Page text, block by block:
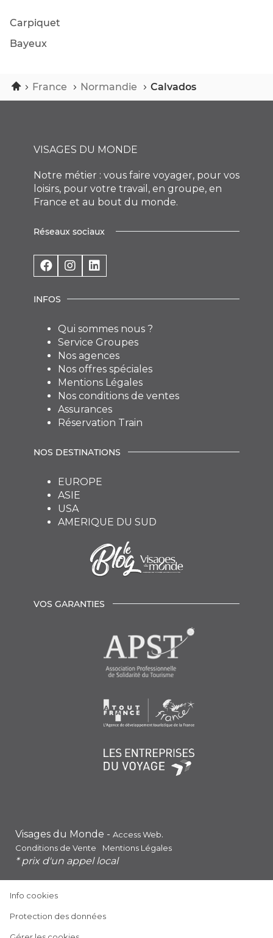
Carpiquet
Bayeux
AccueilFrance Normandie Calvados
VISAGES DU MONDE
Notre métier : vous faire voyager, pour vos
loisirs, pour votre travail, en groupe, en
France et au bout du monde.
Réseaux sociaux
INFOS
Qui sommes nous ?
Service Groupes
Nos agences
Nos offres spéciales
Mentions Légales
Nos conditions de ventes
Assurances
Réservation Train
NOS DESTINATIONS
EUROPE
ASIE
USA
AMERIQUE DU SUD
VOS GARANTIES
Visages du Monde - Access Web.
Conditions de Vente Mentions Légales
* prix d'un appel local
Info cookies(ouvre
une
Protection des données(ouvre